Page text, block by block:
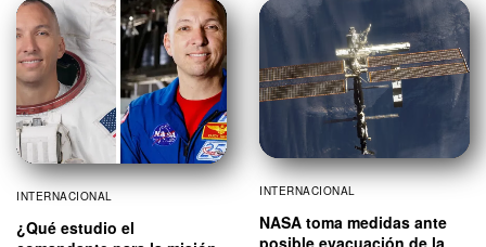
INTERNACIONAL
¿Qué estudio el
INTERNACIONAL
NASA toma medidas ante